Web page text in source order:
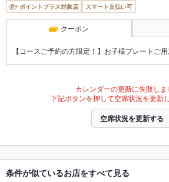
ポイントプラス対象店
スマート支払い可
クーポン
【コースご予約の方限定！】お子様プレートご
カレンダーの更新に失敗しま
下記ボタンを押して空席状況を更新
空席状況を更新する
条件が似ているお店をすべて見る